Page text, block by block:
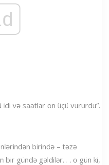
və saatlar on üçü vururdu”.
birində – təzə
bir gündə gəldilər. . . o gün ki,